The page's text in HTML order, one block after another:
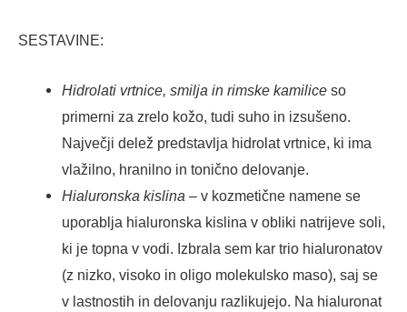
SESTAVINE:
Hidrolati vrtnice, smilja in rimske kamilice so
primerni za zrelo kožo, tudi suho in izsušeno.
Največji delež predstavlja hidrolat vrtnice, ki ima
vlažilno, hranilno in tonično delovanje.
Hialuronska kislina – v kozmetične namene se
uporablja hialuronska kislina v obliki natrijeve soli,
ki je topna v vodi. Izbrala sem kar trio hialuronatov
(z nizko, visoko in oligo molekulsko maso), saj se
v lastnostih in delovanju razlikujejo. Na hialuronat